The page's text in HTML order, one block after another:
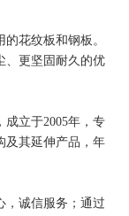
花纹板和钢板。
、更坚固耐久的优
成立于2005年，专
及其延伸产品，年
，诚信服务；通过